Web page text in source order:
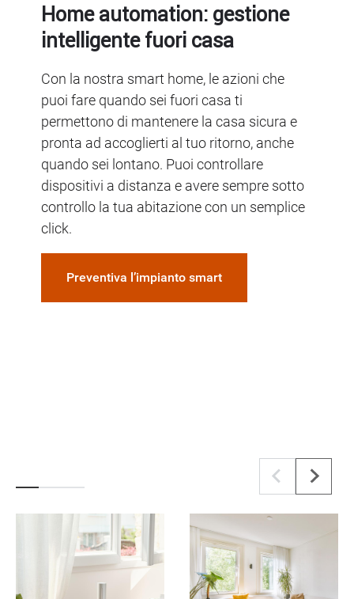
Home automation: gestione
intelligente fuori casa
Con la nostra smart home, le azioni che
puoi fare quando sei fuori casa ti
permettono di mantenere la casa sicura e
pronta ad accoglierti al tuo ritorno, anche
quando sei lontano. Puoi controllare
dispositivi a distanza e avere sempre sotto
controllo la tua abitazione con un semplice
click.
Preventiva l’impianto smart